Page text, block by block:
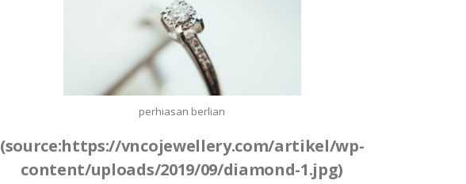
perhiasan berlian
(source:https://vncojewellery.com/artikel/wp-
content/uploads/2019/09/diamond-1.jpg)